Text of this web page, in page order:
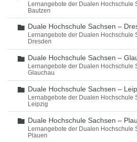
Lernangebote der Dualen Hochschule
Bautzen
Ordner
Duale Hochschule Sachsen –
Lernangebote der Dualen Hochschule
Dresden
Ordner
Duale Hochschule Sachsen –
Lernangebote der Dualen Hochschule
Glauchau
Ordner
Duale Hochschule Sachsen –
Lernabgebote der Dualen Hochschule
Leipzig
Ordner
Duale Hochschule Sachsen –
Lernangebote der Dualen Hochschule
Plauen